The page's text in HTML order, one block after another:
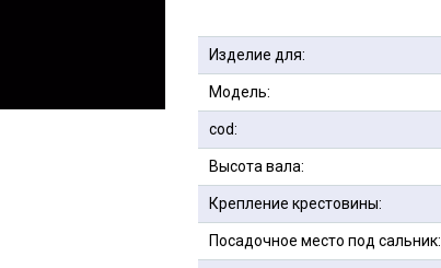
Изделие для:
Модель:
сod:
Высота вала:
Крепление крестовины:
Посадочное место под сальник: